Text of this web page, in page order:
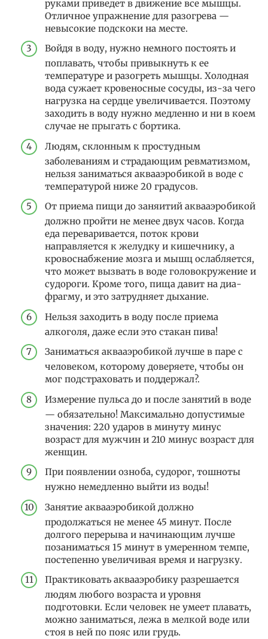
руками приведет в дви­жение все мышцы.
Отличное упражнение для разогрева —
невысокие подскоки на месте.
Войдя в воду, нужно немного постоять и
поплавать, чтобы привыкнуть к ее
температуре и разогреть мышцы. Холод­ная
вода сужает кровеносные сосуды, из-за чего
нагрузка на сердце увеличивается. Поэтому
заходить в воду нужно медленно и ни в коем
случае не прыгать с бортика.
Людям, склонным к простудным
заболеваниям и страда­ющим ревматизмом,
нельзя заниматься аквааэробикой в воде с
темпе­ратурой ниже 20 градусов.
От приема пищи до заняитий аквааэробикой
должно пройти не ме­нее двух часов. Когда
еда переваривается, поток крови
направляется к желудку и кишечнику, а
кровоснабжение мозга и мышц ослабляется,
что может вызвать в воде го­ловокружение и
судороги. Кроме того, пища давит на диа­
фрагму, и это затрудняет дыхание.
Нельзя заходить в воду после приема
алкоголя, даже если это стакан пива!
Заниматься аквааэробикой лучше в паре с
человеком, которому доверяете, чтобы он
мог подстраховать и под­держал?.
Измерение пульса до и после занятий в воде
— обязатель­но! Максимально допустимые
значения: 220 ударов в минуту минус
возраст для мужчин и 210 минус возраст для
женщин.
При появлении озноба, судорог, тошноты
нужно немед­ленно выйти из воды!
Занятие аквааэробикой должно
продолжаться не менее 45 минут. После
долгого перерыва и начинающим лучше
позаниматься 15 минут в умеренном темпе,
постепенно увеличивая время и нагрузку.
Практиковать аквааэробику разрешается
людям любого возраста и уровня
подготовки. Если человек не умеет пла­вать,
можно заниматься, лежа в мелкой воде или
стоя в ней по пояс или грудь.